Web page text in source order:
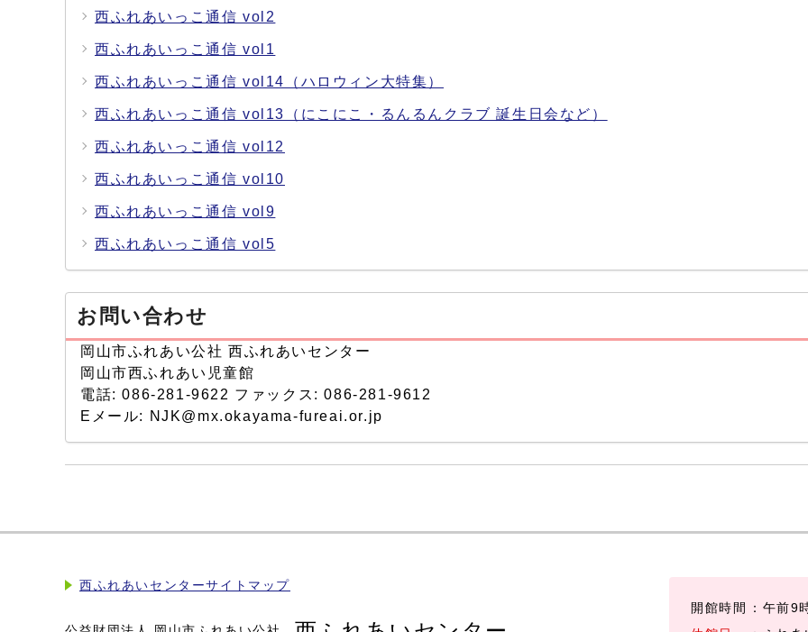
西ふれあいっこ通信 vol2
西ふれあいっこ通信 vol1
西ふれあいっこ通信 vol14（ハロウィン大特集）
西ふれあいっこ通信 vol13（にこにこ・るんるんクラブ 誕生日会など）
西ふれあいっこ通信 vol12
西ふれあいっこ通信 vol10
西ふれあいっこ通信 vol9
西ふれあいっこ通信 vol5
お問い合わせ
岡山市ふれあい公社 西ふれあいセンター
岡山市西ふれあい児童館
電話: 086-281-9622 ファックス: 086-281-9612
Eメール: NJK@mx.okayama-fureai.or.jp
西ふれあいセンターサイトマップ
開館時間
：午前9